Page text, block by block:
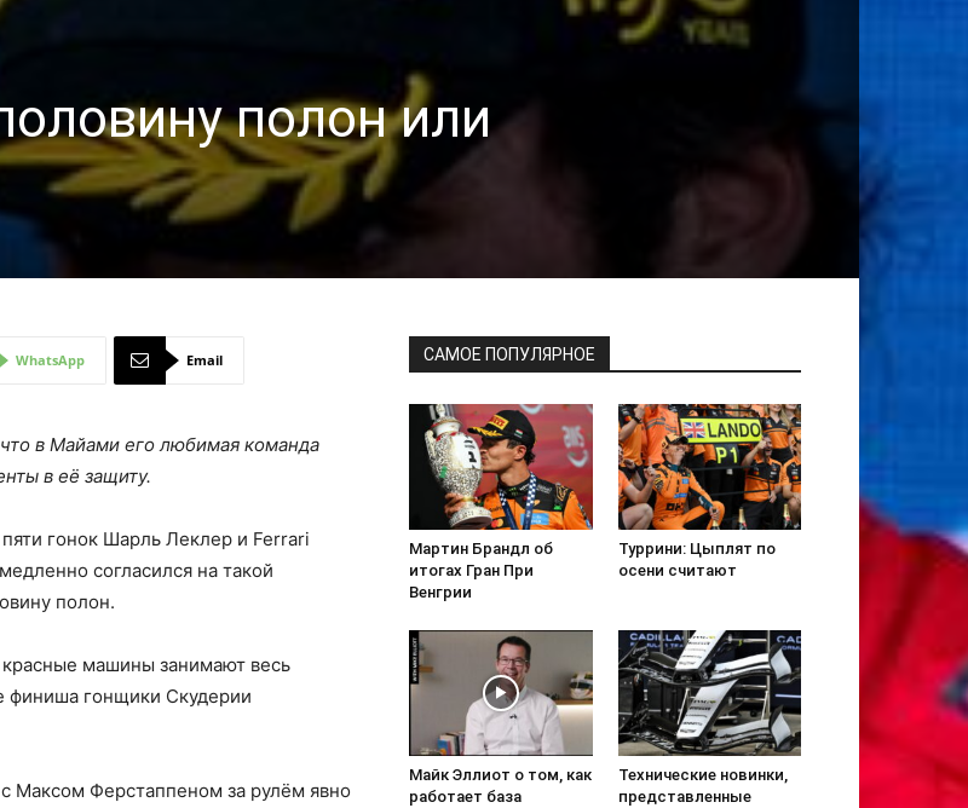
полон или
WhatsApp Email
в Майами его любимая команда
в её защиту.
гонок Шарль Леклер и Ferrari
согласился на такой
полон.
красные машины занимают весь
финиша гонщики Скудерии
Максом Ферстаппеном за рулём явно
САМОЕ ПОПУЛЯРНОЕ
Мартин Брандл об
итогах Гран При
Венгрии
Туррини: Цыплят по
осени считают
Майк Эллиот о том, как
работает база
Технические новинки,
представленные